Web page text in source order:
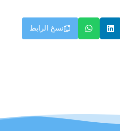
نسخ الرابط